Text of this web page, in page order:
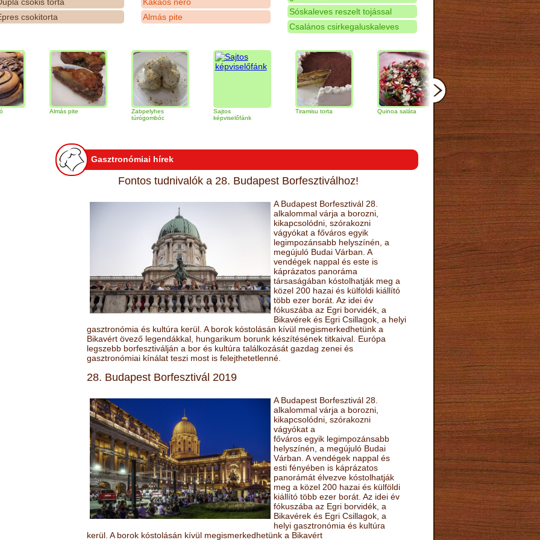
csokitorta
Almás pite
Sóskaleves reszelt tojással
Csalános csirkegaluskaleves
Almás pite
Zabpelyhes
túrógombóc
képviselőfánk
Tiramisu torta Quinoa saláta Mandulás kifli
narancs
Gasztronómiai hírek
Fontos tudnivalók a 28. Budapest Borfesztiválhoz!
A Budapest Borfesztivál 28.
alkalommal várja a borozni,
kikapcsolódni, szórakozni
vágyókat a főváros egyik
legimpozánsabb helyszínén, a
megújuló Budai Várban. A
vendégek nappal és este is
káprázatos panoráma
társaságában kóstolhatják meg a
közel 200 hazai és külföldi kiállító
több ezer borát. Az idei év
fókuszába az Egri borvidék, a
Bikavérek és Egri Csillagok, a helyi
gasztronómia és kultúra kerül. A borok kóstolásán kívül megismerkedhetünk a
Bikavért övező legendákkal, hungarikum borunk készítésének titkaival. Európa
legszebb borfesztiválján a bor és kultúra találkozását gazdag zenei és
gasztronómiai kínálat teszi most is felejthetetlenné.
28. Budapest Borfesztivál 2019
A Budapest Borfesztivál 28.
alkalommal várja a borozni,
kikapcsolódni, szórakozni
vágyókat a
főváros egyik legimpozánsabb
helyszínén, a megújuló Budai
Várban. A vendégek nappal és
esti fényében is káprázatos
panorámát élvezve kóstolhatják
meg a közel 200 hazai és külföldi
kiállító több ezer borát. Az idei év
fókuszába az Egri borvidék, a
Bikavérek és Egri Csillagok, a
helyi gasztronómia és kultúra
kerül. A borok kóstolásán kívül megismerkedhetünk a Bikavért